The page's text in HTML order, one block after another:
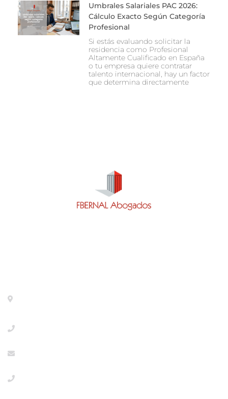
Umbrales Salariales PAC 2026:
Cálculo Exacto Según Categoría
Profesional
Si estás evaluando solicitar la
residencia como Profesional
Altamente Cualificado en España
o tu empresa quiere contratar
talento internacional, hay un factor
que determina directamente